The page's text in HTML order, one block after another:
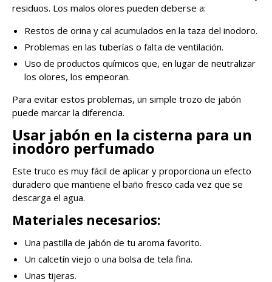
residuos. Los malos olores pueden deberse a:
Restos de orina y cal acumulados en la taza del inodoro.
Problemas en las tuberías o falta de ventilación.
Uso de productos químicos que, en lugar de neutralizar
los olores, los empeoran.
Para evitar estos problemas, un simple trozo de jabón
puede marcar la diferencia.
Usar jabón en la cisterna para un
inodoro perfumado
Este truco es muy fácil de aplicar y proporciona un efecto
duradero que mantiene el baño fresco cada vez que se
descarga el agua.
Materiales necesarios:
Una pastilla de jabón de tu aroma favorito.
Un calcetín viejo o una bolsa de tela fina.
Unas tijeras.